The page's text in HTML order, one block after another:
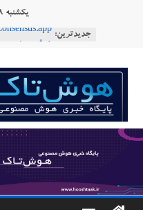
یکشنبه ۱۸ مرداد ۱۴۰۵
جدیدترین:
Consensus.app
طبیعی فارسی
Robotics
ربات T‑800
هوشتاک
پایگاه
خبری